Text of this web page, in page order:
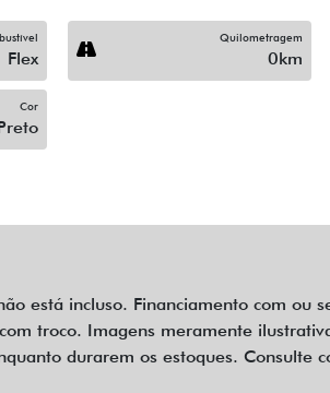
Flex
Quilometragem
0km
Cor
está incluso. Financiamento com ou
troco. Imagens meramente
durarem os estoques. Consulte